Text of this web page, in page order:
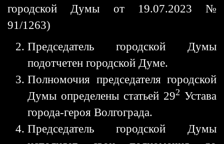
городской Думы от 19.07.2023 №
91/1263)
Председатель городской Думы
подотчетен городской Думе.
Полномочия председателя городской
Думы определены статьей 292 Устава
города-героя Волгограда.
Председатель городской Думы